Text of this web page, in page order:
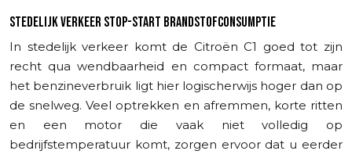
STEDELIJK VERKEER STOP-START BRANDSTOFCONSUMPTIE
In stedelijk verkeer komt de Citroën C1 goed tot zijn
recht qua wendbaarheid en compact formaat, maar
het benzineverbruik ligt hier logischerwijs hoger dan op
de snelweg. Veel optrekken en afremmen, korte ritten
en een motor die vaak niet volledig op
bedrijfstemperatuur komt, zorgen ervoor dat u eerder